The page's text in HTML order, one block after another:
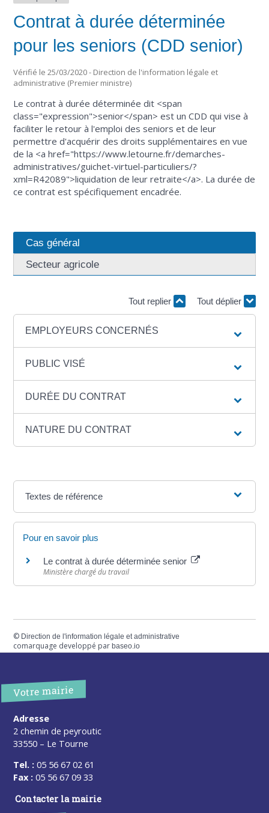
Contrat à durée déterminée
pour les seniors (CDD senior)
Vérifié le 25/03/2020 - Direction de l'information légale et
administrative (Premier ministre)
Le contrat à durée déterminée dit <span
class="expression">senior</span> est un CDD qui vise à
faciliter le retour à l'emploi des seniors et de leur
permettre d'acquérir des droits supplémentaires en vue
de la <a href="https://www.letourne.fr/demarches-
administratives/guichet-virtuel-particuliers/?
xml=R42089">liquidation de leur retraite</a>. La durée de
ce contrat est spécifiquement encadrée.
Cas général
Secteur agricole
Tout replier Tout déplier
EMPLOYEURS CONCERNÉS
PUBLIC VISÉ
DURÉE DU CONTRAT
NATURE DU CONTRAT
Textes de référence
Pour en savoir plus
Le contrat à durée déterminée senior
Ministère chargé du travail
© Direction de l'information légale et administrative
comarquage developpé parbaseo.io
Votre mairie
Adresse
2 chemin de peyroutic
33550 – Le Tourne
Tel. : 05 56 67 02 61
Fax : 05 56 67 09 33
Contacter la mairie